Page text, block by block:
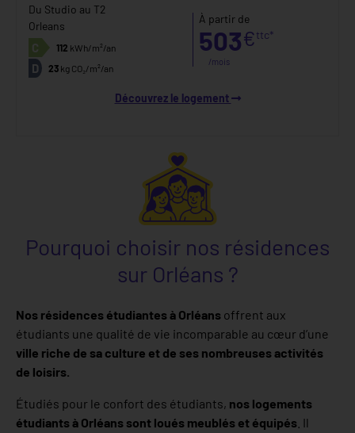
Du Studio au T2
Orleans
C 112 kWh/m²/an
D 23kg CO₂/m²/an
À partir de
503€ttc*
/mois
Découvrez le logement
Pourquoi choisir nos résidences
sur Orléans ?
Nos résidences étudiantes à Orléans offrent aux
étudiants une qualité de vie incomparable au cœur d’une
ville riche de sa culture et de ses nombreuses activités
de loisirs.
Étudiés pour le confort des étudiants, nos logements
étudiants à Orléans sont loués meublés et équipés . Il